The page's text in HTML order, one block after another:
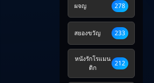
ผจญ 278
สยองขวัญ 233
หนังรักโรแมน
ติก
212